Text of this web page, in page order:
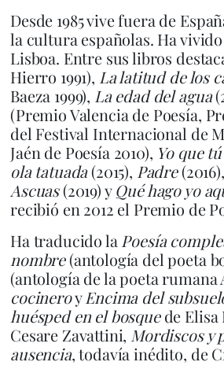
Desde 1985 vive fuera de
la cultura españolas. Ha
Lisboa. Entre sus libros
Hierro 1991), La latitud de los
Baeza 1999), La edad del agua
(Premio Valencia de Poesía,
del Festival Internacional de
Jaén de Poesía 2010), Yo que tú
ola tatuada(2015), Padre(2016),
Ascuas(2019) yQué hago yo
recibió en 2012 el Premio de
Ha traducido la Poesía
nombre(antología del poeta
(antología de la poeta rumana
cocineroyEncima del
huésped en el bosquede Elisa
Cesare Zavattini, Mordiscos y
ausencia, todavía inédito, de